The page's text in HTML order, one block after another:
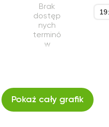
Brak
dostęp
nych
terminó
w
Pokaż cały grafik